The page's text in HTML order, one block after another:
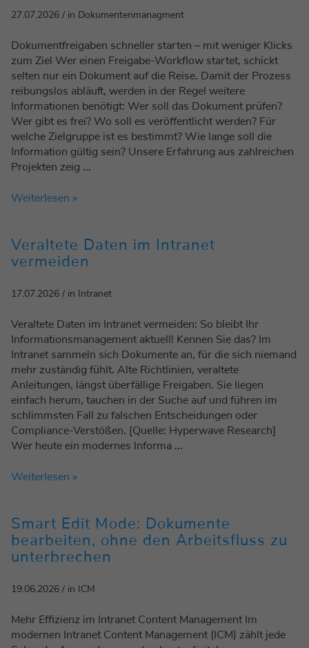
27.07.2026 / in Dokumentenmanagment
Dokumentfreigaben schneller starten – mit weniger Klicks
zum Ziel Wer einen Freigabe-Workflow startet, schickt
selten nur ein Dokument auf die Reise. Damit der Prozess
reibungslos abläuft, werden in der Regel weitere
Informationen benötigt: Wer soll das Dokument prüfen?
Wer gibt es frei? Wo soll es veröffentlicht werden? Für
welche Zielgruppe ist es bestimmt? Wie lange soll die
Information gültig sein? Unsere Erfahrung aus zahlreichen
Projekten zeig ...
Weiterlesen »
Veraltete Daten im Intranet
vermeiden
17.07.2026 / in Intranet
Veraltete Daten im Intranet vermeiden: So bleibt Ihr
Informationsmanagement aktuell! Kennen Sie das? Im
Intranet sammeln sich Dokumente an, für die sich niemand
mehr zuständig fühlt. Alte Richtlinien, veraltete
Anleitungen, längst überfällige Freigaben. Sie liegen
einfach herum, tauchen in der Suche auf und führen im
schlimmsten Fall zu falschen Entscheidungen oder
Compliance-Verstößen. [Quelle: Hyperwave Research]
Wer heute ein modernes Informa ...
Weiterlesen »
Smart Edit Mode: Dokumente
bearbeiten, ohne den Arbeitsfluss zu
unterbrechen
19.06.2026 / in ICM
Mehr Effizienz im Intranet Content Management Im
modernen Intranet Content Management (ICM) zählt jede